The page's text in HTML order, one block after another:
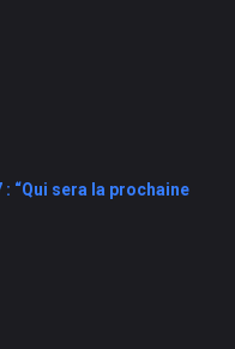
“Qui sera la prochaine